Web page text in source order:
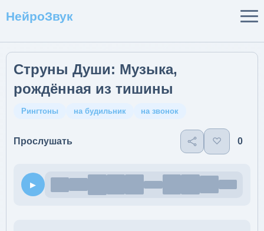
НейроЗвук
Струны Души: Музыка,
рождённая из тишины
Рингтоны на будильник на звонок
Прослушать ♡ 0
▶